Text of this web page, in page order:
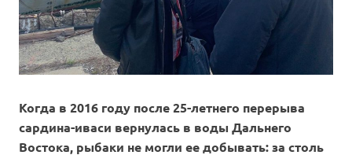
Когда в 2016 году после 25-летнего перерыва
сардина-иваси вернулась в воды Дальнего
Востока, рыбаки не могли ее добывать: за столь